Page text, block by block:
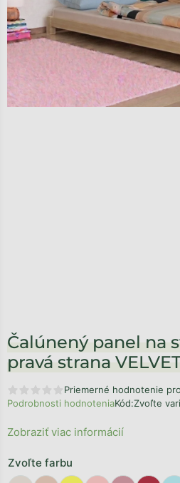
Čalúnený panel na
pravá strana
Priemerné hodnotenie
Podrobnosti hodnoteniaKód:Zvoľte
Zvoľte farbu
Zobraziť viac informácií